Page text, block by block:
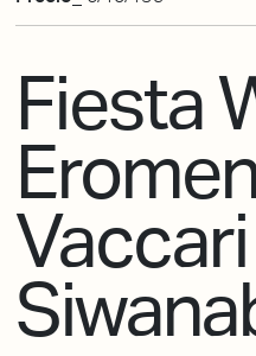
Fiesta